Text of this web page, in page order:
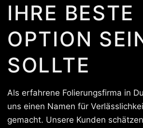
IHRE BESTE
OPTION
SOLLTE
Als erfahrene Folierungsfirma in
uns einen Namen für
gemacht. Unsere Kunden